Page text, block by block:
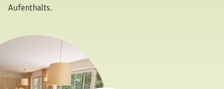
Aufenthalts.